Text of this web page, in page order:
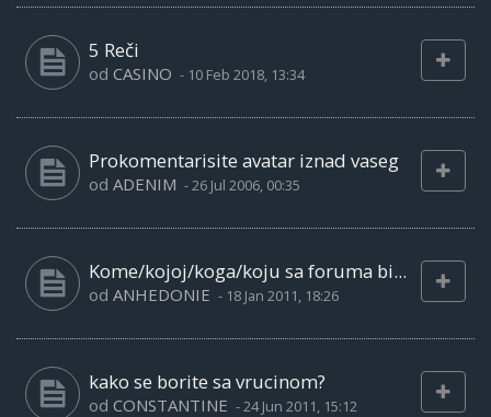
5 Reči
od CASINO - 10 Feb 2018, 13:34
Prokomentarisite avatar iznad vaseg
od ADENIM -26 Jul 2006, 00:35
Kome/kojoj/koga/koju sa foruma bi...
od ANHEDONIE - 18 Jan 2011, 18:26
kako se borite sa vrucinom?
od CONSTANTINE -24 Jun 2011, 15:12